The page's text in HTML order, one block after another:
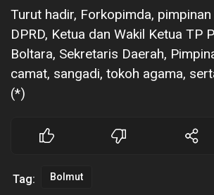
Turut hadir, Forkopimda,
DPRD, Ketua dan Wakil Ketua TP
Boltara, Sekretaris Daerah,
camat, sangadi, tokoh agama,
(*)
Tag: Bolmut